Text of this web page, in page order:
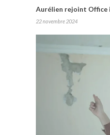
Aurélien rejoint Office
22 novembre 2024